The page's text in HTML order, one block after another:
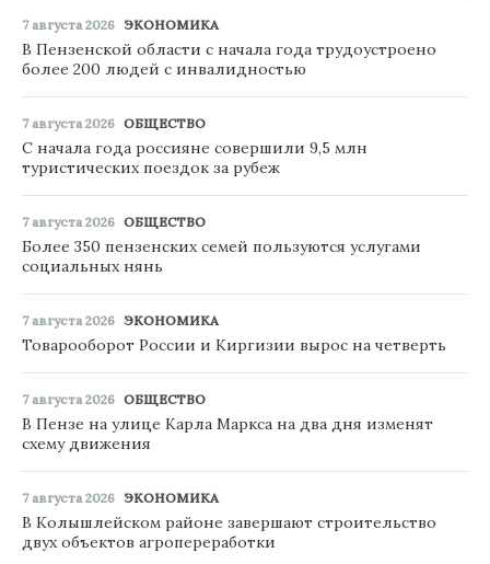
7 августа 2026 ЭКОНОМИКА
В Пензенской области с начала года трудоустроено
более 200 людей с инвалидностью
7 августа 2026 ОБЩЕСТВО
С начала года россияне совершили 9,5 млн
туристических поездок за рубеж
7 августа 2026 ОБЩЕСТВО
Более 350 пензенских семей пользуются услугами
социальных нянь
7 августа 2026 ЭКОНОМИКА
Товарооборот России и Киргизии вырос на четверть
7 августа 2026 ОБЩЕСТВО
В Пензе на улице Карла Маркса на два дня изменят
схему движения
7 августа 2026 ЭКОНОМИКА
В Колышлейском районе завершают строительство
двух объектов агропереработки